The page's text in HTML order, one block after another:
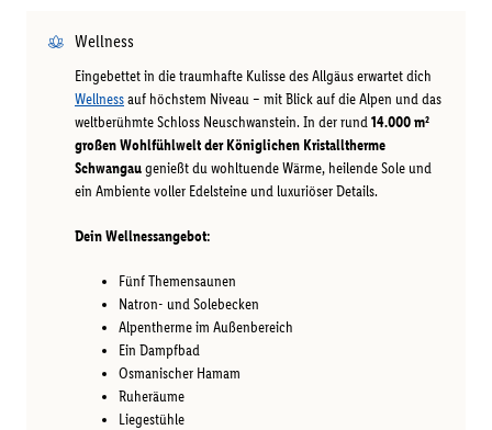
Wellness
Eingebettet in die traumhafte Kulisse des Allgäus erwartet dich
Wellnessauf höchstem Niveau – mit Blick auf die Alpen und das
weltberühmte Schloss Neuschwanstein. In der rund14.000 m²
großen Wohlfühlwelt der Königlichen Kristalltherme
Schwangaugenießt du wohltuende Wärme, heilende Sole und
ein Ambiente voller Edelsteine und luxuriöser Details.
Dein Wellnessangebot:
Fünf Themensaunen
Natron- und Solebecken
Alpentherme im Außenbereich
Ein Dampfbad
Osmanischer Hamam
Ruheräume
Liegestühle